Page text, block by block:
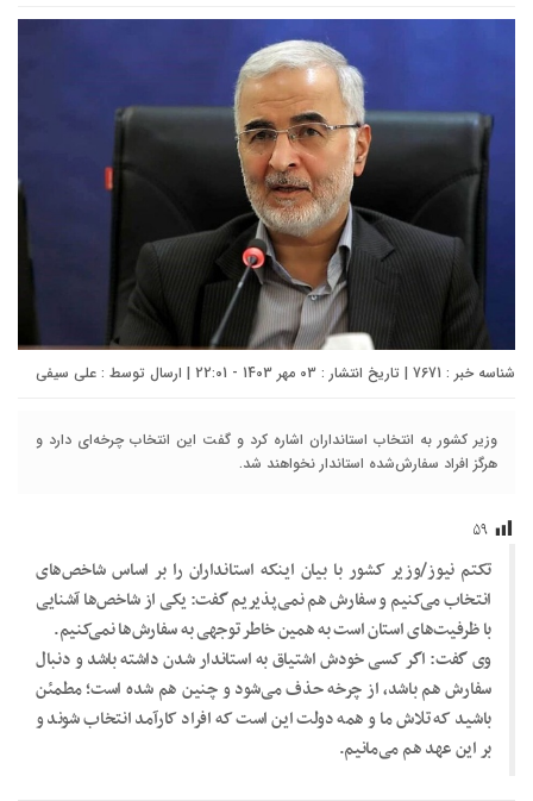
شناسه خبر : 7671 | تاریخ انتشار : 03 مهر 1403 - 22:01 | ارسال توسط : علی سیفی
وزیر کشور به انتخاب استانداران اشاره کرد و گفت این انتخاب چرخه‌ای دارد و
هرگز افراد سفارش‌شده استاندار نخواهند شد.
۵۹
تکتم نیوز/وزیر کشور با بیان اینکه استانداران را بر اساس شاخص‌های
انتخاب می‌کنیم و سفارش هم نمی‌پذیریم گفت: یکی از شاخص‌ها آشنایی
با ظرفیت‌های استان است به همین خاطر توجهی به سفارش‌ها نمی‌کنیم.
وی گفت: اگر کسی خودش اشتیاق به استاندار شدن داشته باشد و دنبال
سفارش هم باشد، از چرخه حذف می‌شود و چنین هم شده است؛ مطمئن
باشید که تلاش ما و همه دولت این است که افراد کارآمد انتخاب شوند و
بر این عهد هم می‌مانیم.